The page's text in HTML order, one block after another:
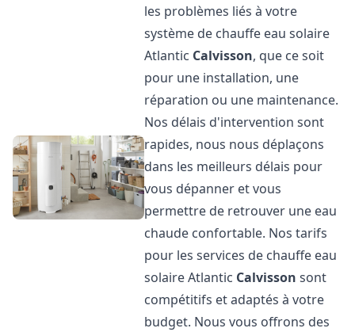
les problèmes liés à votre
système de chauffe eau solaire
Atlantic Calvisson, que ce soit
pour une installation, une
réparation ou une maintenance.
Nos délais d'intervention sont
rapides, nous nous déplaçons
dans les meilleurs délais pour
vous dépanner et vous
permettre de retrouver une eau
chaude confortable. Nos tarifs
pour les services de chauffe eau
solaire Atlantic Calvisson sont
compétitifs et adaptés à votre
budget. Nous vous offrons des